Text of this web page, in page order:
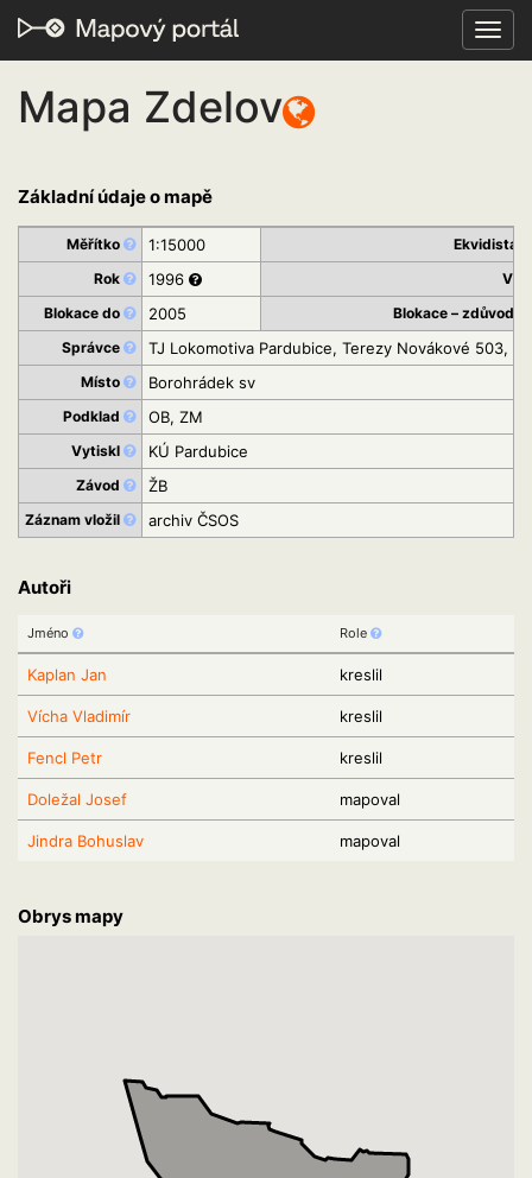
Mapa Zdelov
Základní údaje o mapě
Měřítko 1:15000
Rok
1996
Blokace do
2005
Blokace –
Správce
TJ Lokomotiva Pardubice, Terezy Novákové 503,
Místo Borohrádek sv
Podklad OB, ZM
Vytiskl KÚ Pardubice
Závod ŽB
Záznam vložil archiv ČSOS
Autoři
Jméno Role
Kaplan Jan kreslil
Vícha Vladimír kreslil
Fencl Petr kreslil
Doležal Josef mapoval
Jindra Bohuslav mapoval
Obrys mapy